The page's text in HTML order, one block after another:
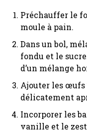
Préchauffer le
moule à pain.
Dans un bol,
fondu et le
d’un mélange
Ajouter les œufs
délicatement
Incorporer les
vanille et le